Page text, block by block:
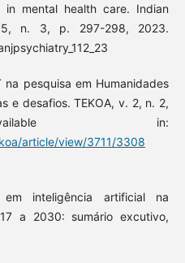
in mental health care. Indian
n. 3, p. 297-298, 2023.
na pesquisa em Humanidades
e desafios. TEKOA, v. 2, n. 2,
in:
article/view/3711/3308
inteligência artificial na
a 2030: sumário excutivo,